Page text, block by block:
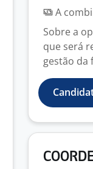
A
Sobre a
que será
gestão da